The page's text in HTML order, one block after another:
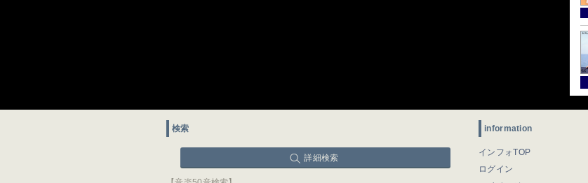
検索
詳細検索
information
インフォTOP
ログイン